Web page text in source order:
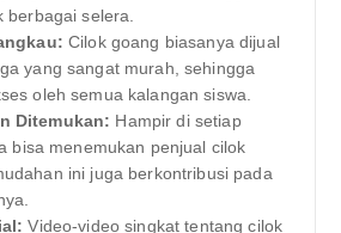
berbagai selera.
Cilok goang biasanya dijual
yang sangat murah, sehingga
oleh semua kalangan siswa.
Ditemukan: Hampir di setiap
bisa menemukan penjual cilok
ini juga berkontribusi pada
Video-video singkat tentang cilok